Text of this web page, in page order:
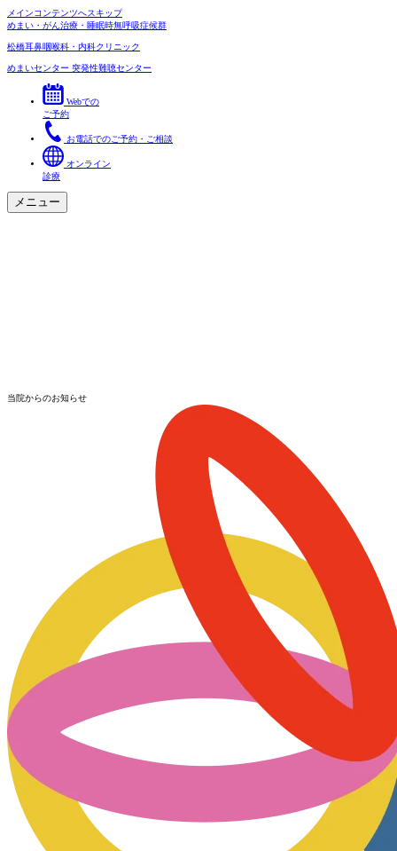
メインコンテンツへスキップ
めまい・がん治療・睡眠時無呼吸症候群
松橋耳鼻咽喉科・内科クリニック
めまいセンター 突発性難聴センター
Webでの
ご予約
お電話でのご予約・ご相談
オンライン
診療
メニュー
当院からのお知らせ